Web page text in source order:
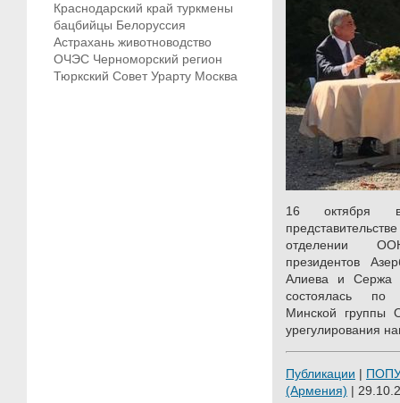
Краснодарский край туркмены
бацбийцы Белоруссия
Астрахань животноводство
ОЧЭС Черноморский регион
Тюркский Совет Урарту Москва
16 октября
отделении
президентов
Алиева и Сержа
состоялась по
Минской группы
урегулирования
Публикации |
(Армения) |